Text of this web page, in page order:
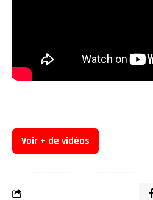
Voir + de vidéos